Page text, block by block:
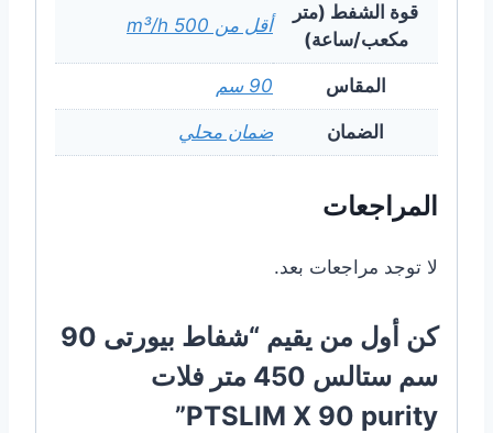
قوة الشفط (متر
مكعب/ساعة)
أقل من 500 m³/h
المقاس 90 سم
الضمان ضمان محلي
المراجعات
لا توجد مراجعات بعد.
كن أول من يقيم “شفاط بيورتى 90
سم ستالس 450 متر فلات
PTSLIM X 90 purity”